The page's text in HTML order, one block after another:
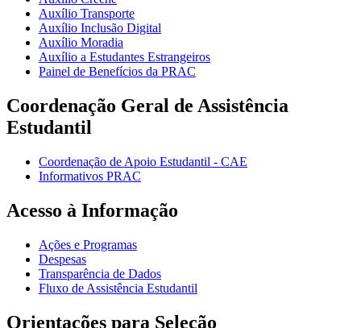
Auxílio Transporte
Auxílio Inclusão Digital
Auxílio Moradia
Auxílio a Estudantes Estrangeiros
Painel de Benefícios da PRAC
Coordenação Geral de Assistência
Estudantil
Coordenação de Apoio Estudantil - CAE
Informativos PRAC
Acesso à Informação
Ações e Programas
Despesas
Transparência de Dados
Fluxo de Assistência Estudantil
Orientações para Seleção